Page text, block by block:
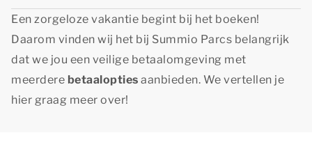
Een zorgeloze vakantie begint bij het boeken!
Daarom vinden wij het bij Summio Parcs belangrijk
dat we jou een veilige betaalomgeving met
meerdere betaalopties aanbieden. We vertellen je
hier graag meer over!